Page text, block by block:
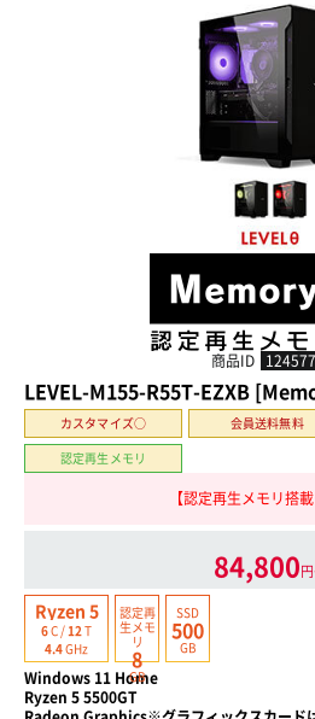
商品ID
LEVEL-M155-R55T-EZXB
カスタマイズ○ 会員送料無料
認定再生メモリ
【認定再生メモリ搭載
84,800
Ryzen 5
6C /12T
4.4GHz
認定再
生 メモ
リ
8
GB
SSD
500
GB
Windows 11 Home
Ryzen 5 5500GT